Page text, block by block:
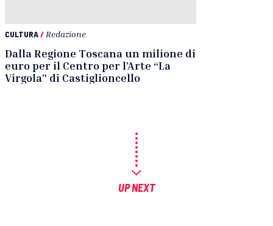
CULTURA/ Redazione
Dalla Regione Toscana un milione di
euro per il Centro per l’Arte “La
Virgola” di Castiglioncello
UP NEXT